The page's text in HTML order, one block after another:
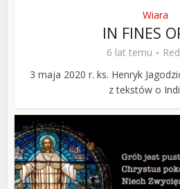
Wiara
IN FINES
6 lat temu
3 maja 2020 r. ks. Henryk
z tekstów o